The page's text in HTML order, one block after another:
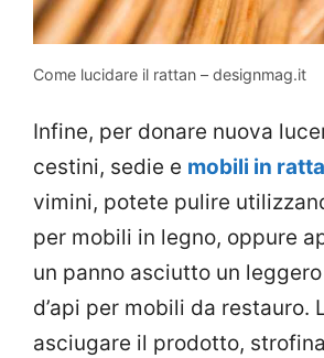
Come lucidare il rattan – designmag.it
Infine, per donare nuova
cestini, sedie e mobili in
vimini, potete pulire
per mobili in legno, oppure
un panno asciutto un
d’api per mobili da restauro.
asciugare il prodotto,